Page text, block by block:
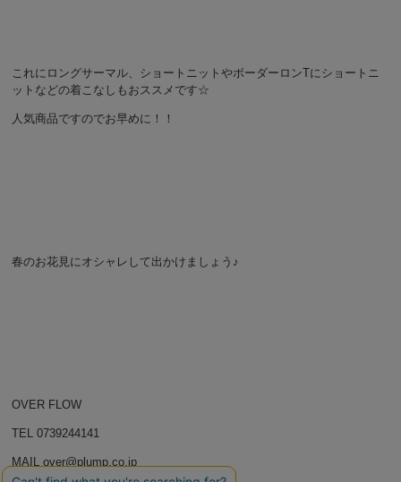
これにロングサーマル、ショートニットやボーダーロンTにショートニ
ットなどの着こなしもおススメです☆
人気商品ですのでお早めに！！
春のお花見にオシャレして出かけましょう♪
OVER FLOW
TEL 0739244141
MAIL over@plump.co.jp